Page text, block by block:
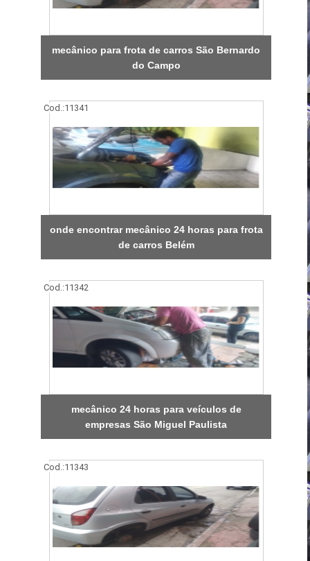
mecânico para frota de carros São Bernardo
do Campo
Cod.:11341
onde encontrar mecânico 24 horas para frota
de carros Belém
Cod.:11342
mecânico 24 horas para veículos de
empresas São Miguel Paulista
Cod.:11343